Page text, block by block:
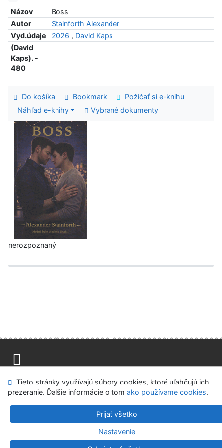
Názov
Boss
Autor
Stainforth Alexander
Vyd.údaje
2026 , David Kaps
(David
Kaps). -
480
Do košíka Bookmark
Požičať si e-knihu
Náhľad e-knihy
Vybrané dokumenty
nerozpoznaný
Mapa stránok Prístupnosť
Modul OpenSearch
Napíšte nám Nastavenie cookies
Knižnica MCK v Malackách
v.4.8.63a-Cosmotron Slovakia, s.r.o.
Tieto stránky využívajú súbory cookies, ktoré uľahčujú ich
prezeranie. Ďalšie informácie o tom ako používame cookies.
Prijať všetko
Nastavenie